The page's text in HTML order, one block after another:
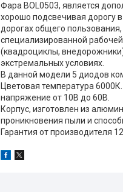
Фара BOL0503, является
хорошо подсвечивая дорогу
дорогах общего
специализированной
(квадроциклы,
экстремальных условиях.
В данной модели 5 диодов
Цветовая температура
напряжение от 10В до 60В.
Корпус, изготовлен из
проникновения пыли и
Гарантия от производителя